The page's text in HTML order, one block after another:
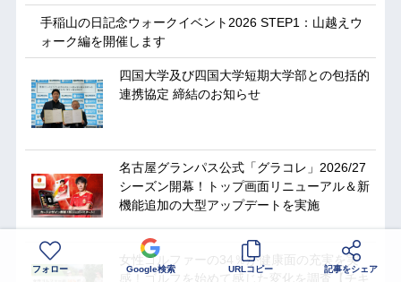
手稲山の日記念ウォークイベント2026 STEP1：山越えウ
ォーク編を開催します
四国大学及び四国大学短期大学部との包括的
連携協定 締結のお知らせ
名古屋グランパス公式「グラコレ」2026/27
シーズン開幕！トップ画面リニューアル＆新
機能追加の大型アップデートを実施
女性ゴルファーの34％が健康面の充実を実
感！ゴルフを始めて感じた変化を調査【チキ
フォロー Google検索 URLコピー 記事をシェア